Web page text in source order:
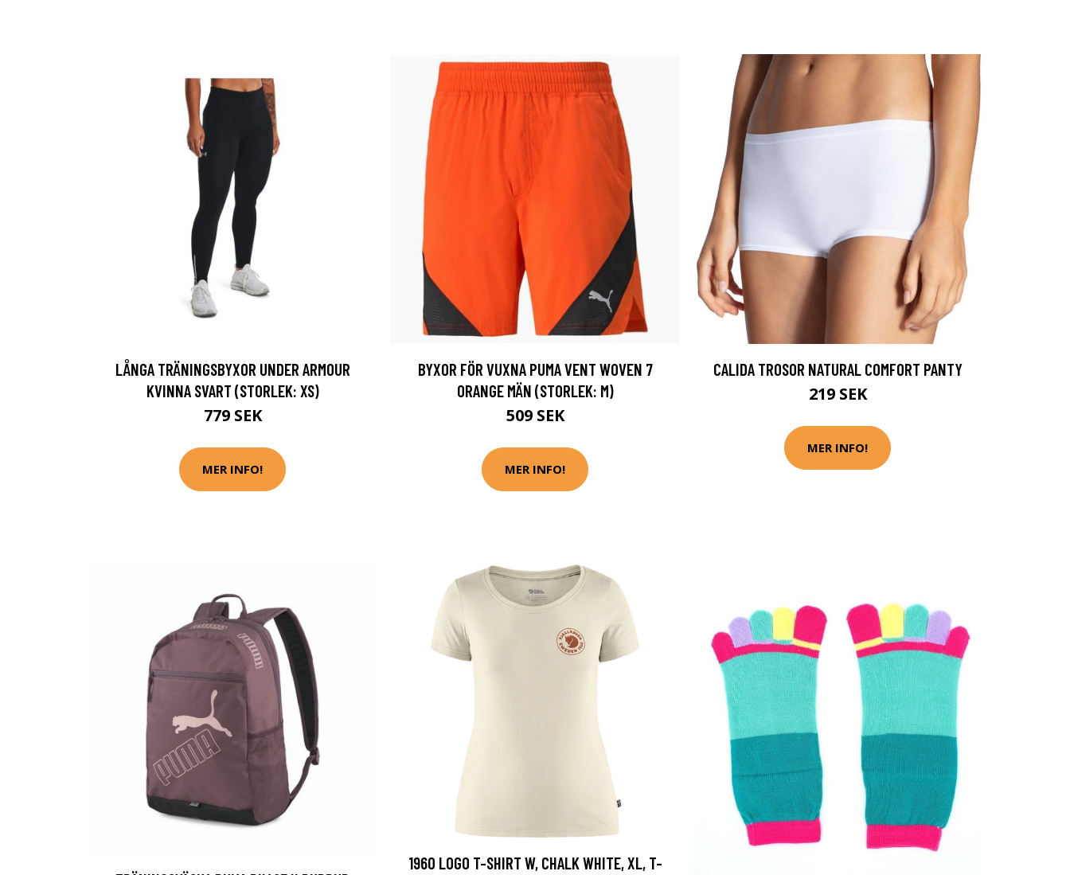
LÅNGA TRÄNINGSBYXOR UNDER ARMOUR
KVINNA SVART (STORLEK: XS)
779 SEK
MER INFO!
BYXOR FÖR VUXNA PUMA VENT WOVEN 7
ORANGE MÄN (STORLEK: M)
509 SEK
MER INFO!
CALIDA TROSOR NATURAL COMFORT PANTY
219 SEK
MER INFO!
1960 LOGO T-SHIRT W, CHALK WHITE, XL, T-